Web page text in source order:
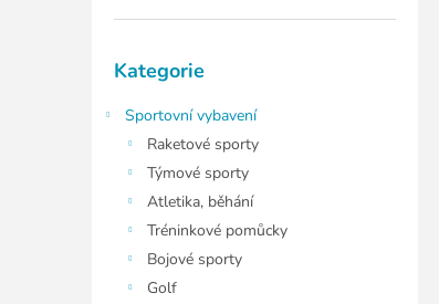
kategorie
Kategorie
Sportovní vybavení
Raketové sporty
Týmové sporty
Atletika, běhání
Tréninkové pomůcky
Bojové sporty
Golf